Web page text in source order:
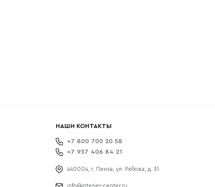
НАШИ КОНТАКТЫ
+7 800 700 20 58
+7 937 406 84 21
440004, г. Пенза, ул. Рябова, д. 31
info@interier-center.ru